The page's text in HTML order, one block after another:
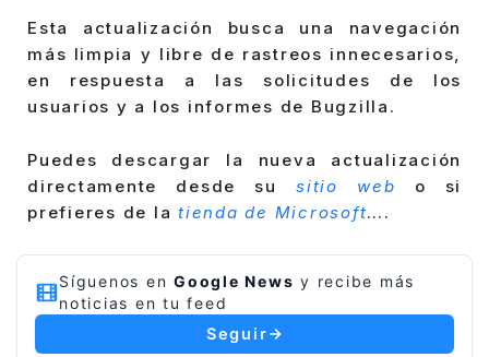
Esta actualización busca una navegación
más limpia y libre de rastreos innecesarios,
en respuesta a las solicitudes de los
usuarios y a los informes de Bugzilla.
Puedes descargar la nueva actualización
directamente desde su
sitio web o si
prefieres de la tienda de Microsoft….
Síguenos en Google News y recibe más
noticias en tu feed
Seguir